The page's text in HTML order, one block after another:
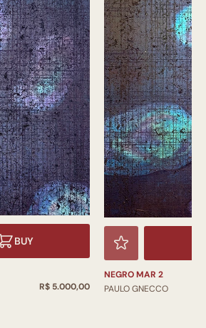
BUY
R$ 5.000,00
NEGRO MAR 2
PAULO GNECCO